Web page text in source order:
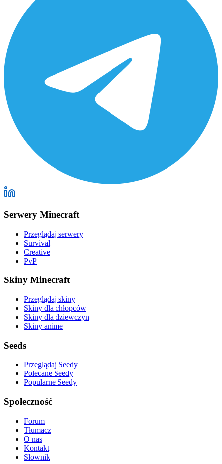
Serwery Minecraft
Przeglądaj serwery
Survival
Creative
PvP
Skiny Minecraft
Przeglądaj skiny
Skiny dla chłopców
Skiny dla dziewczyn
Skiny anime
Seeds
Przeglądaj Seedy
Polecane Seedy
Popularne Seedy
Społeczność
Forum
Tłumacz
O nas
Kontakt
Słownik